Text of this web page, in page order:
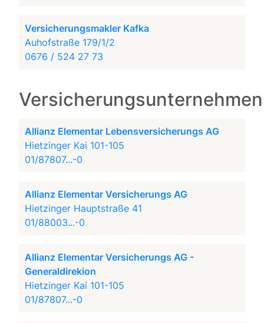
Versicherungsmakler Kafka
Auhofstraße 179/1/2
0676 / 524 27 73
Versicherungsunternehmen
Allianz Elementar Lebensversicherungs AG
Hietzinger Kai 101-105
01/87807...-0
Allianz Elementar Versicherungs AG
Hietzinger Hauptstraße 41
01/88003...-0
Allianz Elementar Versicherungs AG -
Generaldirekion
Hietzinger Kai 101-105
01/87807...-0